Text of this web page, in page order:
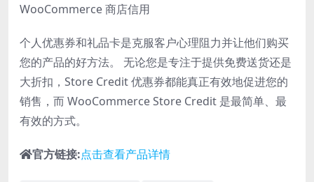
WooCommerce 商店信用
个人优惠券和礼品卡是克服客户心理阻力并让他们购买
您的产品的好方法。 无论您是专注于提供免费送货还是
大折扣，Store Credit 优惠券都能真正有效地促进您的
销售，而 WooCommerce Store Credit 是最简单、最
有效的方式。
官方链接:点击查看产品详情